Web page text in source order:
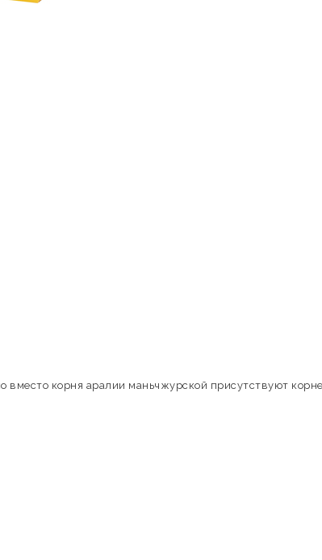
вместо корня аралии маньчжурской присутствуют